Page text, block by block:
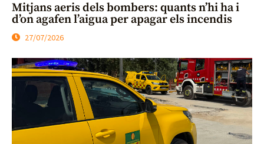
Mitjans aeris dels bombers: quants n’hi ha i
d’on agafen l’aigua per apagar els incendis
27/07/2026